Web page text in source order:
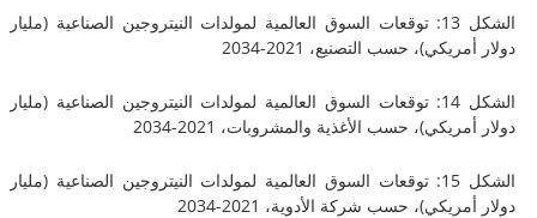
الشكل 13: توقعات السوق العالمية لمولدات النيتروجين الصناعية (مليار
حسب التصنيع، 2021-2034
الشكل 14: توقعات السوق العالمية لمولدات النيتروجين الصناعية (مليار
حسب الأغذية والمشروبات، 2021-2034
الشكل 15: توقعات السوق العالمية لمولدات النيتروجين الصناعية (مليار
حسب شركة الأدوية، 2021-2034